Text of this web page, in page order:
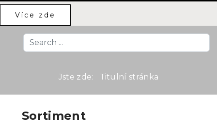
Více zde
Search
...
Jste zde: Titulní stránka
Sortiment